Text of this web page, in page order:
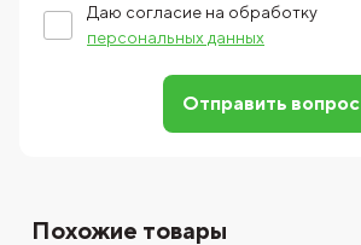
Даю согласие на обработку
персональных данных
Отправить вопрос
Похожие товары